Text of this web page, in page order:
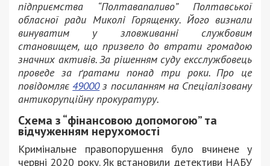
підприємства “Полтавапаливо” Полтавської
обласної ради Миколі Горященку. Його визнали
винуватим у зловживанні службовим
становищем, що призвело до втрати громадою
значних активів. За рішенням суду ексслужбовець
проведе за ґратами понад три роки. Про це
повідомляє49000з посиланням на Спеціалізовану
антикорупційну прокуратуру.
Схема з “фінансовою допомогою” та
відчуженням нерухомості
Кримінальне правопорушення було вчинене у
червні 2020 року. Як встановили детективи НАБУ